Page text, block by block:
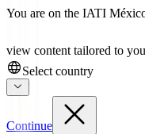
You are on the IATI
view content tailored to
Select country
Continue